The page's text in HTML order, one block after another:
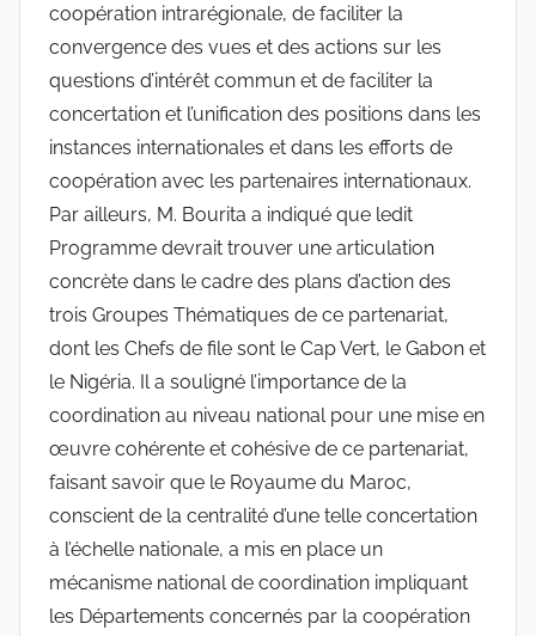
coopération intrarégionale, de faciliter la
convergence des vues et des actions sur les
questions d’intérêt commun et de faciliter la
concertation et l’unification des positions dans les
instances internationales et dans les efforts de
coopération avec les partenaires internationaux.
Par ailleurs, M. Bourita a indiqué que ledit
Programme devrait trouver une articulation
concrète dans le cadre des plans d’action des
trois Groupes Thématiques de ce partenariat,
dont les Chefs de file sont le Cap Vert, le Gabon et
le Nigéria. Il a souligné l’importance de la
coordination au niveau national pour une mise en
œuvre cohérente et cohésive de ce partenariat,
faisant savoir que le Royaume du Maroc,
conscient de la centralité d’une telle concertation
à l’échelle nationale, a mis en place un
mécanisme national de coordination impliquant
les Départements concernés par la coopération